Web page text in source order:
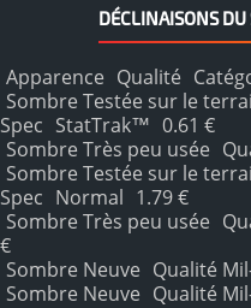
DÉCLINAISONS DU
Apparence Qualité
Sombre Testée sur le
Spec StatTrak™ 0.61 €
Sombre Très peu usée
Sombre Testée sur le
Spec Normal 1.79 €
Sombre Très peu usée
€
Sombre Neuve Qualité
Sombre Neuve Qualité